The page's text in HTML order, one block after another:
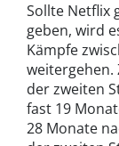
Sollte Netflix
geben, wird
Kämpfe
weitergehen.
der zweiten
fast 19
28 Monate